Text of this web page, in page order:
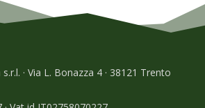
· Via L. Bonazza 4 · 38121 Trento